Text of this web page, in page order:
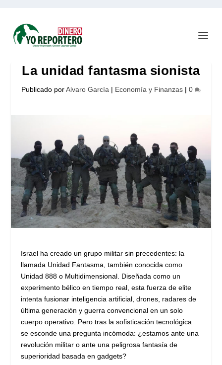
La unidad fantasma sionista
Publicado porAlvaro García | Economía y Finanzas | 0
Israel ha creado un grupo militar sin precedentes: la
llamada Unidad Fantasma, también conocida como
Unidad 888 o Multidimensional. Diseñada como un
experimento bélico en tiempo real, esta fuerza de elite
intenta fusionar inteligencia artificial, drones, radares de
última generación y guerra convencional en un solo
cuerpo operativo. Pero tras la sofisticación tecnológica
se esconde una pregunta incómoda: ¿estamos ante una
revolución militar o ante una peligrosa fantasía de
superioridad basada en gadgets?